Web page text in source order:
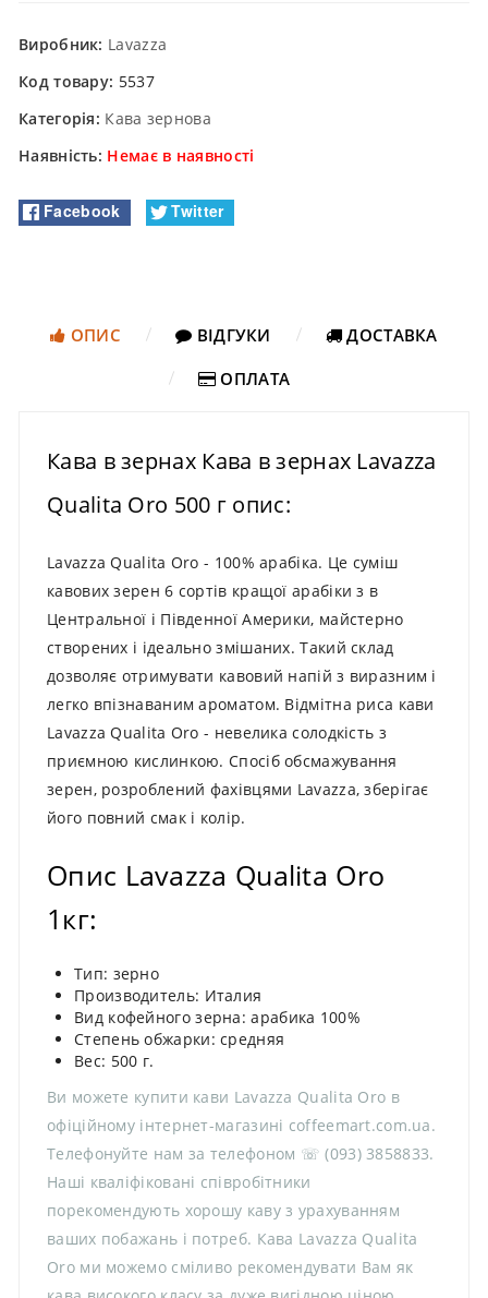
Виробник: Lavazza
Код товару: 5537
Категорія: Кава зернова
Наявність: Немає в наявності
Facebook Twitter
ОПИС ВІДГУКИ
ДОСТАВКА
ОПЛАТА
Кава в зернах Кава в зернах Lavazza
Qualita Oro 500 г опис:
Lavazza Qualita Oro - 100% арабіка. Це суміш
кавових зерен 6 сортів кращої арабіки з в
Центральної і Південної Америки, майстерно
створених і ідеально змішаних. Такий склад
дозволяє отримувати кавовий напій з виразним і
легко впізнаваним ароматом. Відмітна риса кави
Lavazza Qualita Oro - невелика солодкість з
приємною кислинкою. Спосіб обсмажування
зерен, розроблений фахівцями Lavazza, зберігає
його повний смак і колір.
Опис Lavazza Qualita Oro
1кг:
Тип: зерно
Производитель: Италия
Вид кофейного зерна: арабика 100%
Степень обжарки: средняя
Вес: 500 г.
Ви можете купити кави Lavazza Qualita Oro в
офіційному інтернет-магазині coffeemart.com.ua.
Телефонуйте нам за телефоном ☏ (093) 3858833.
Наші кваліфіковані співробітники
порекомендують хорошу каву з урахуванням
ваших побажань і потреб. Кава Lavazza Qualita
Oro ми можемо сміливо рекомендувати Вам як